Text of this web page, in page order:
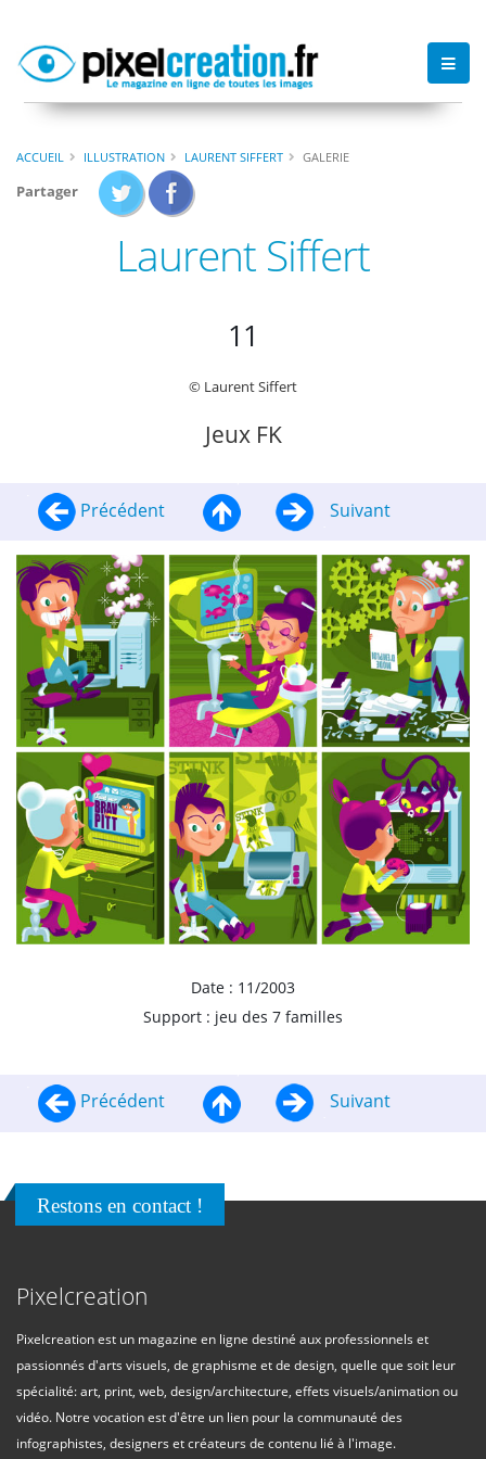
ACCUEIL ILLUSTRATION LAURENT SIFFERT GALERIE
Partager
Laurent Siffert
11
© Laurent Siffert
Jeux FK
Précédent Suivant
Date : 11/2003
Support : jeu des 7 familles
Précédent Suivant
Restons en contact !
Pixelcreation
Pixelcreation est un magazine en ligne destiné aux professionnels et
passionnés d'arts visuels, de graphisme et de design, quelle que soit leur
spécialité: art, print, web, design/architecture, effets visuels/animation ou
vidéo. Notre vocation est d'être un lien pour la communauté des
infographistes, designers et créateurs de contenu lié à l'image.